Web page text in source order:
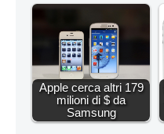
Apple cerca altri 179
milioni di $ da
Samsung